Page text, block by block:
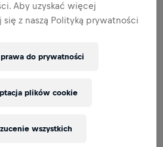
RUN 2024
11:00 UTC
Aby uzyskać więcej
się z naszą Polityką prywatności
do prywatności
wszystkich
plików cookie